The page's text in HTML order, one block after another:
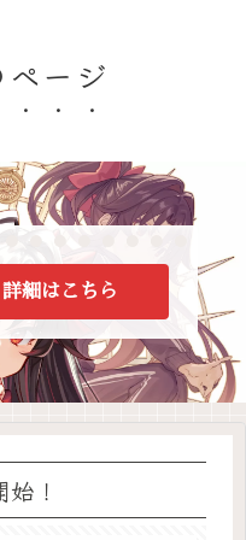
ージ
詳細はこちら
！